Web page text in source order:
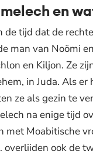
en
de tijd dat de
man van Noömi
en Kiljon. Ze
in Juda. Als er
ze als gezin te
na enige tijd
met Moabitische
overlijden ook de